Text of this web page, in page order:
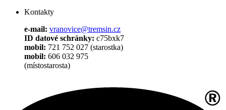
Kontakty
e-mail: vranovice@tremsin.cz
ID datové schránky: c75bxk7
mobil: 721 752 027 (starostka)
mobil: 606 032 975
(místostarosta)